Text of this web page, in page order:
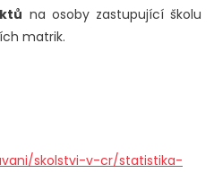
na osoby zastupující školu
matrik.
skolstvi-v-cr/statistika-